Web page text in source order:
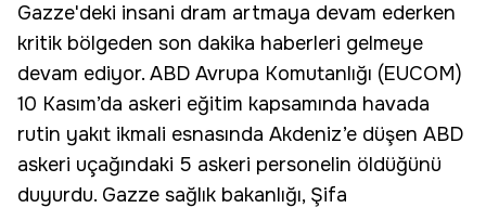
Gazze'deki insani dram artmaya devam ederken
kritik bölgeden son dakika haberleri gelmeye
devam ediyor. ABD Avrupa Komutanlığı (EUCOM)
10 Kasım’da askeri eğitim kapsamında havada
rutin yakıt ikmali esnasında Akdeniz’e düşen ABD
askeri uçağındaki 5 askeri personelin öldüğünü
duyurdu. Gazze sağlık bakanlığı, Şifa